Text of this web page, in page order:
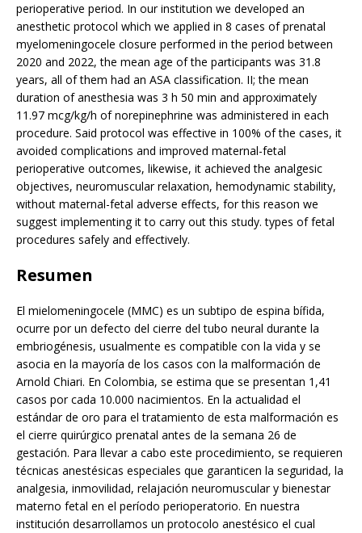
perioperative period. In our institution we developed an
anesthetic protocol which we applied in 8 cases of prenatal
myelomeningocele closure performed in the period between
2020 and 2022, the mean age of the participants was 31.8
years, all of them had an ASA classification. II; the mean
duration of anesthesia was 3 h 50 min and approximately
11.97 mcg/kg/h of norepinephrine was administered in each
procedure. Said protocol was effective in 100% of the cases, it
avoided complications and improved maternal-fetal
perioperative outcomes, likewise, it achieved the analgesic
objectives, neuromuscular relaxation, hemodynamic stability,
without maternal-fetal adverse effects, for this reason we
suggest implementing it to carry out this study. types of fetal
procedures safely and effectively.
Resumen
El mielomeningocele (MMC) es un subtipo de espina bífida,
ocurre por un defecto del cierre del tubo neural durante la
embriogénesis, usualmente es compatible con la vida y se
asocia en la mayoría de los casos con la malformación de
Arnold Chiari. En Colombia, se estima que se presentan 1,41
casos por cada 10.000 nacimientos. En la actualidad el
estándar de oro para el tratamiento de esta malformación es
el cierre quirúrgico prenatal antes de la semana 26 de
gestación. Para llevar a cabo este procedimiento, se requieren
técnicas anestésicas especiales que garanticen la seguridad, la
analgesia, inmovilidad, relajación neuromuscular y bienestar
materno fetal en el período perioperatorio. En nuestra
institución desarrollamos un protocolo anestésico el cual